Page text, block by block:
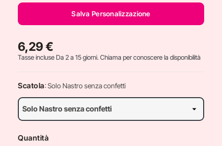
Salva Personalizzazione
6,29 €
Tasse incluseDa 2 a 15 giorni. Chiama per conoscere la disponibilità
Scatola: Solo Nastro senza confetti
Quantità